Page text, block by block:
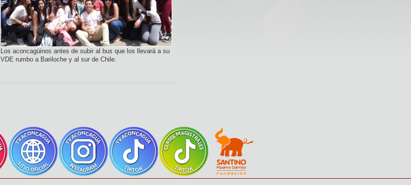
Los aconcagüinos antes de subir al bus que los llevará a su
VDE rumbo a Bariloche y al sur de Chile.